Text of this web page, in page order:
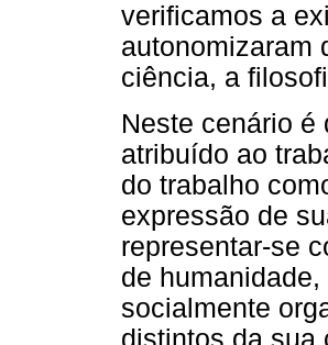
verificamos a
autonomizaram
ciência, a
Neste cenário é
atribuído ao
do trabalho
expressão de
representar-se
de
socialmente
distintos da sua